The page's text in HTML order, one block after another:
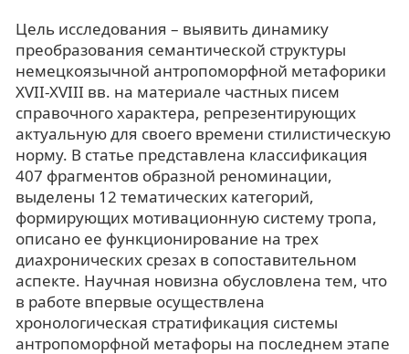
Цель исследования – выявить динамику
преобразования семантической структуры
немецкоязычной антропоморфной метафорики
XVII-XVIII вв. на материале частных писем
справочного характера, репрезентирующих
актуальную для своего времени стилистическую
норму. В статье представлена классификация
407 фрагментов образной реноминации,
выделены 12 тематических категорий,
формирующих мотивационную систему тропа,
описано ее функционирование на трех
диахронических срезах в сопоставительном
аспекте. Научная новизна обусловлена тем, что
в работе впервые осуществлена
хронологическая стратификация системы
антропоморфной метафоры на последнем этапе